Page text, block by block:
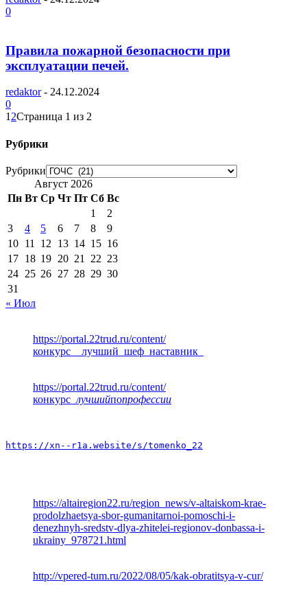
0
Правила пожарной безопасности при
эксплуатации печей.
redaktor - 24.12.2024
0
12Страница 1 из 2
Рубрики
Рубрики
Август 2026
Пн Вт Ср Чт Пт Сб Вс
1
2
3
4 5 6 7 8
9
10 11 12 13 14 15 16
17 18 19 20 21 22 23
24 25 26 27 28 29 30
31
« Июл
https://portal.22trud.ru/content/
конкурс__лучший_шеф_наставник_
https://portal.22trud.ru/content/
конкурс _лучшийпопрофессии
https://xn--r1a.website/s/tomenko_22
https://altairegion22.ru/region_news/v-altaiskom-krae-
prodolzhaetsya-sbor-gumanitarnoi-pomoschi-i-
denezhnyh-sredstv-dlya-zhitelei-regionov-donbassa-i-
ukrainy_978721.html
http://vpered-tum.ru/2022/08/05/kak-obratitsya-v-cur/